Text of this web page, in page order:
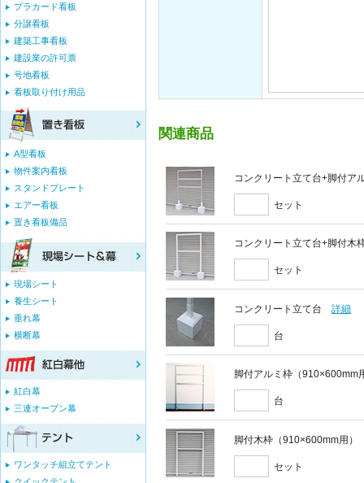
関連商品
コンクリート立て台+脚付ア
セット
コンクリート立て台+脚付木
セット
コンクリート立て台 詳細
台
脚付アルミ枠（910×600mm
台
脚付木枠（910×600mm用）
セット
プラカード看板
分譲看板
建築工事看板
建設業の許可票
号地看板
看板取り付け用品
A型看板
物件案内看板
スタンドプレート
エアー看板
置き看板備品
現場シート
養生シート
垂れ幕
横断幕
紅白幕
三連オープン幕
ワンタッチ組立てテント